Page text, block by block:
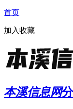
首页
加入收藏
本溪信息网